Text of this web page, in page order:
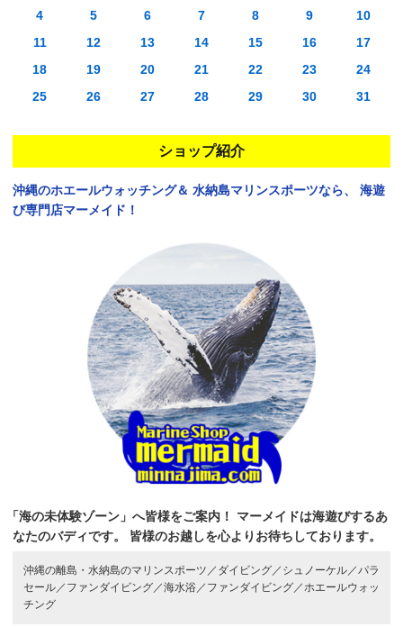
4
5 6 7 8 9
10
11
12 13 14 15 16
17
18
19 20 21 22 23
24
25
26 27 28 29 30 31
ショップ紹介
沖縄のホエールウォッチング＆ 水納島マリンスポーツなら、
海遊
び専門店マーメイド！
「海の未体験ゾーン」へ皆様をご案内！
マーメイドは海遊びするあ
なたのバディです。
皆様のお越しを心よりお待ちしております。
沖縄の離島・水納島のマリンスポーツ／ ダイビング／ シュノーケル／パラ
セール／ ファンダイビング／海水浴／ ファンダイビング／ホエールウォッ
チング